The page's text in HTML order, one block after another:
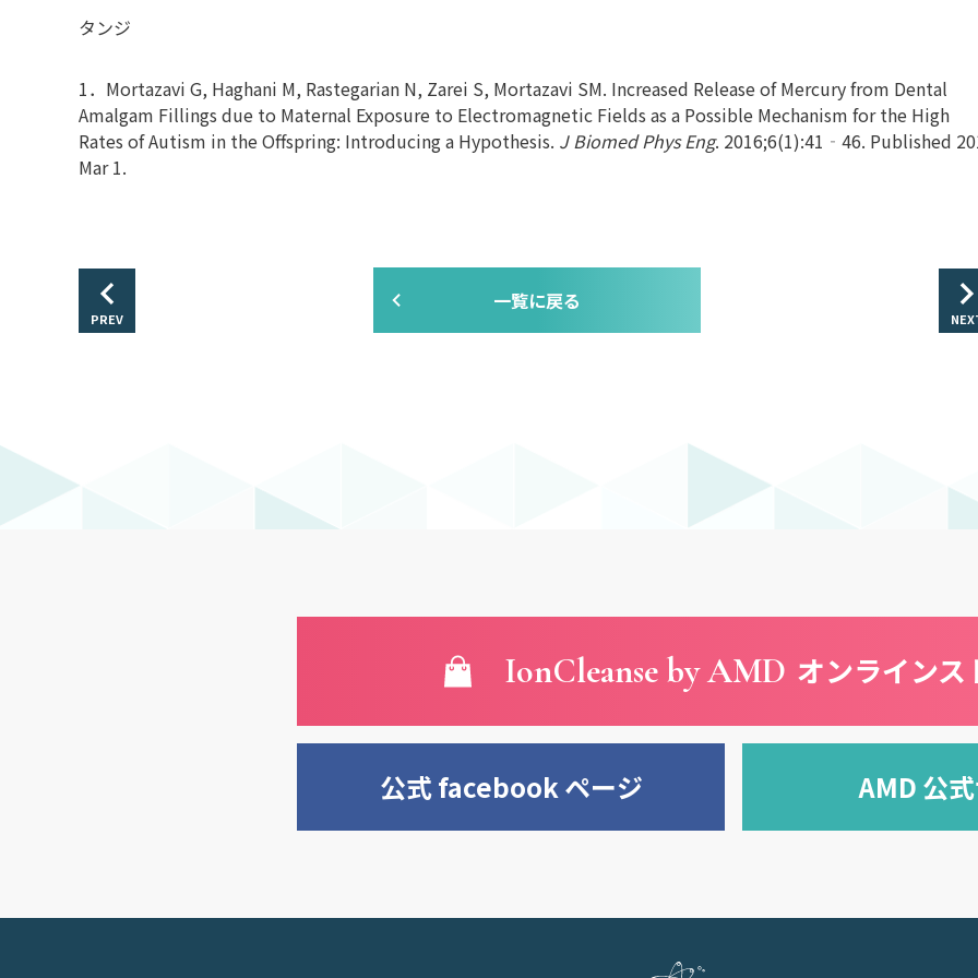
タンジ
1．Mortazavi G, Haghani M, Rastegarian N, Zarei S, Mortazavi SM. Increased Release of Mercury from Dental
Amalgam Fillings due to Maternal Exposure to Electromagnetic Fields as a Possible Mechanism for the High
Rates of Autism in the Offspring: Introducing a Hypothesis. J Biomed Phys Eng. 2016;6(1):41‐46. Published
Mar 1.
PREV
一覧に戻る
IonCleanse by AMD オンラインス
公式 facebook ページ AMD 公